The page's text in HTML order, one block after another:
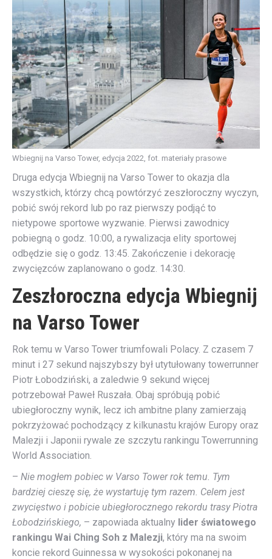
Wbiegnij na Varso Tower, edycja 2022, fot. materiały prasowe
Druga edycja Wbiegnij na Varso Tower to okazja dla
wszystkich, którzy chcą powtórzyć zeszłoroczny wyczyn,
pobić swój rekord lub po raz pierwszy podjąć to
nietypowe sportowe wyzwanie. Pierwsi zawodnicy
pobiegną o godz. 10:00, a rywalizacja elity sportowej
odbędzie się o godz. 13:45. Zakończenie i dekorację
zwycięzców zaplanowano o godz. 14:30.
Zeszłoroczna edycja Wbiegnij
na Varso Tower
Rok temu w Varso Tower triumfowali Polacy. Z czasem 7
minut i 27 sekund najszybszy był utytułowany towerrunner
Piotr Łobodziński, a zaledwie 9 sekund więcej
potrzebował Paweł Ruszała. Obaj spróbują pobić
ubiegłoroczny wynik, lecz ich ambitne plany zamierzają
pokrzyżować pochodzący z kilkunastu krajów Europy oraz
Malezji i Japonii rywale ze szczytu rankingu Towerrunning
World Association.
– Nie mogłem pobiec w Varso Tower rok temu. Tym
bardziej cieszę się, że wystartuję tym razem. Celem jest
zwycięstwo i pobicie ubiegłorocznego rekordu trasy Piotra
Łobodzińskiego, – zapowiada aktualny lider światowego
rankingu Wai Ching Soh z Malezji, który ma na swoim
koncie rekord Guinnessa w wysokości pokonanej na